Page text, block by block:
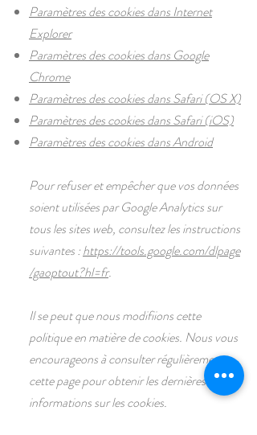
Paramètres des cookies dans Internet
Explorer
Paramètres des cookies dans Google
Chrome
Paramètres des cookies dans Safari (OS X)
Paramètres des cookies dans Safari (iOS)
Paramètres des cookies dans Android
Pour refuser et empêcher que vos données
soient utilisées par Google Analytics sur
tous les sites web, consultez les instructions
suivantes :https://tools.google.com/dlpage
/gaoptout?hl=fr.
Il se peut que nous modifiions cette
politique en matière de cookies. Nous vous
encourageons à consulter régulièrement
cette page pour obtenir les dernières
informations sur les cookies.